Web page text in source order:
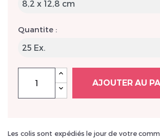
Quantite :
AJOUTER AU
Les colis sont expédiés le jour de votre